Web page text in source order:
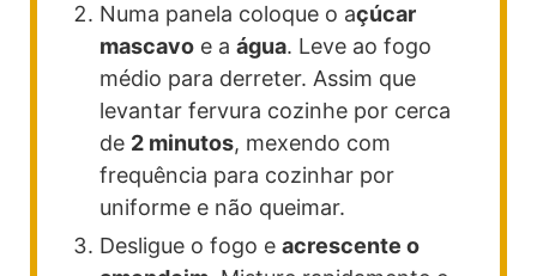
Numa panela coloque o açúcar
mascavo e a água. Leve ao fogo
médio para derreter. Assim que
levantar fervura cozinhe por cerca
de 2 minutos, mexendo com
frequência para cozinhar por
uniforme e não queimar.
Desligue o fogo e acrescente o